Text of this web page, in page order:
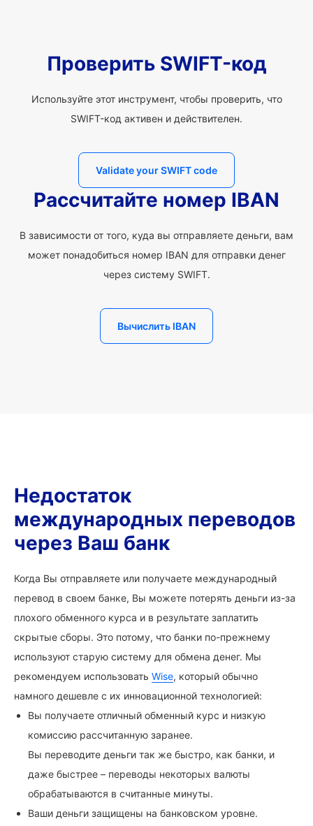
Проверить SWIFT-код
Используйте этот инструмент, чтобы проверить, что
SWIFT-код активен и действителен.
Validate your SWIFT code
Рассчитайте номер IBAN
В зависимости от того, куда вы отправляете деньги, вам
может понадобиться номер IBAN для отправки денег
через систему SWIFT.
Вычислить IBAN
Недостаток
международных переводов
через Ваш банк
Когда Вы отправляете или получаете международный
перевод в своем банке, Вы можете потерять деньги из-за
плохого обменного курса и в результате заплатить
скрытые сборы. Это потому, что банки по-прежнему
используют старую систему для обмена денег. Мы
рекомендуем использовать Wise, который обычно
намного дешевле с их инновационной технологией:
Вы получаете отличный обменный курс и низкую
комиссию рассчитанную заранее.
Вы переводите деньги так же быстро, как банки, и
даже быстрее – переводы некоторых валюты
обрабатываются в считанные минуты.
Ваши деньги защищены на банковском уровне.